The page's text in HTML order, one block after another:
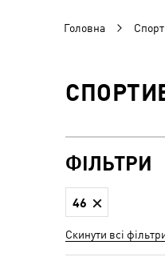
Головна Спорт
ФІЛЬТРИ
46
Скинути всі